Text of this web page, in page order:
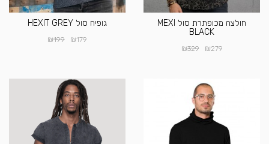
חולצה מכופתרת סול MEXI
BLACK
₪279
₪329
גופיה סול HEXIT GREY
₪179
₪199